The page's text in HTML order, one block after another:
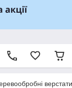
верстати